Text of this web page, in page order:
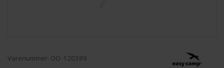
Varenummer: OO-120389